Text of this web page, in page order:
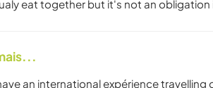
eat together but it's not an obligation
an international expérience travelling